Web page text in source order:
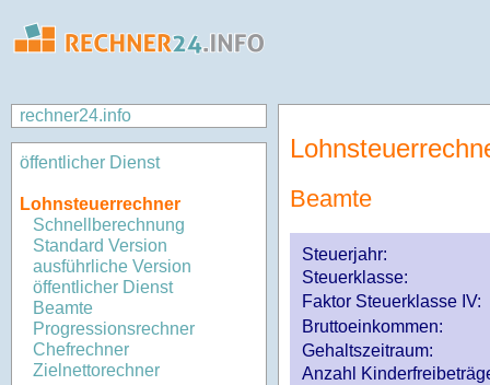
rechner24.info
öffentlicher Dienst
Lohnsteuerrechner
Schnellberechnung
Standard Version
ausführliche Version
öffentlicher Dienst
Beamte
Progressionsrechner
Chefrechner
Zielnettorechner
Beamte
Steuerjahr:
Steuerklasse:
Faktor Steuerklasse IV:
Bruttoeinkommen:
Gehaltszeitraum:
Anzahl